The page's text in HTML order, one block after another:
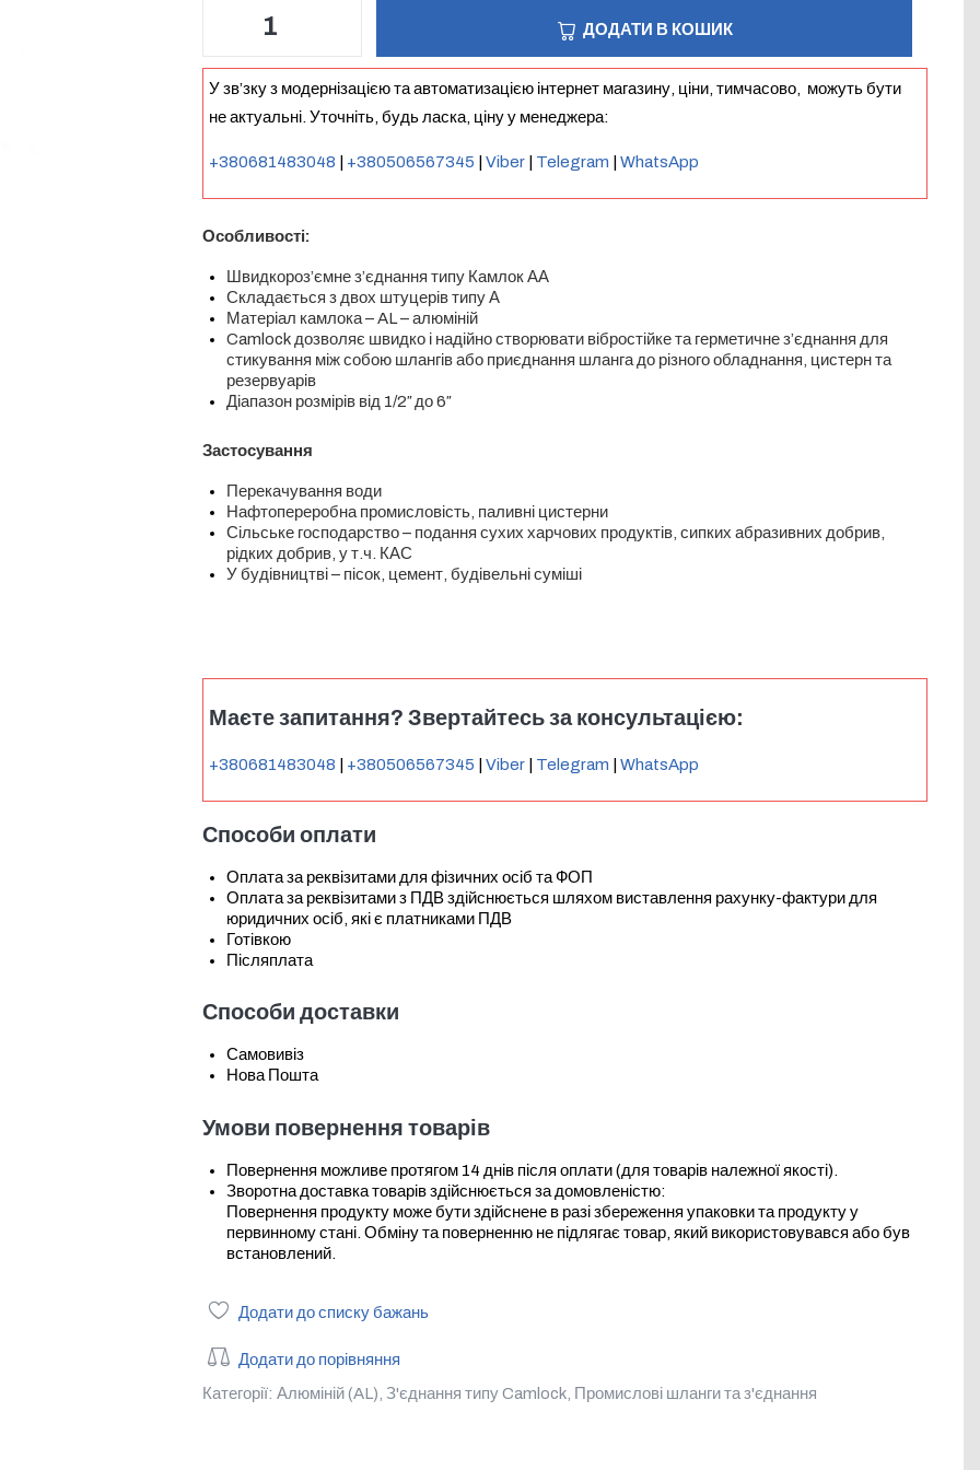
ДОДАТИ В КОШИК
У зв’зку з модернізацією та автоматизацією інтернет магазину, ціни, тимчасово, можуть бути
не актуальні. Уточніть, будь ласка, ціну у менеджера:
+380681483048 +380506567345 Viber| Telegram WhatsApp
Особливості:
Швидкороз’ємне з’єднання типу Камлок АА
Складається з двох штуцерів типу А
Матеріал камлока – AL – алюміній
Camlock дозволяє швидко і надійно створювати вібростійке та герметичне з’єднання для
стикування між собою шлангів або приєднання шланга до різного обладнання, цистерн та
резервуарів
Діапазон розмірів від 1/2″ до 6″
Застосування
Перекачування води
Нафтопереробна промисловість, паливні цистерни
Сільське господарство – подання сухих харчових продуктів, сипких абразивних добрив,
рідких добрив, у т.ч. КАС
У будівництві – пісок, цемент, будівельні суміші
Маєте запитання? Звертайтесь за консультацією:
+380681483048 +380506567345 Viber| Telegram WhatsApp
Способи оплати
Оплата за реквізитами для фізичних осіб та ФОП
Оплата за реквізитами з ПДВ здійснюється шляхом виставлення рахунку-фактури для
юридичних осіб, які є платниками ПДВ
Готівкою
Післяплата
Способи доставки
Самовивіз
Нова Пошта
Умови повернення товарів
Повернення можливе протягом 14 днів після оплати (для товарів належної якості).
Зворотна доставка товарів здійснюється за домовленістю:
Повернення продукту може бути здійснене в разі збереження упаковки та продукту у
первинному стані. Обміну та поверненню не підлягає товар, який використовувався або був
встановлений.
Додати до списку бажань
Додати до порівняння
Категорії: Алюміній (AL), З'єднання типу Camlock, Промислові шланги та з'єднання